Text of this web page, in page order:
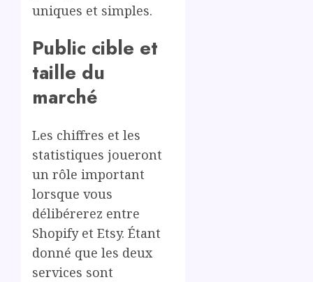
uniques et simples.
Public cible et
taille du
marché
Les chiffres et les
statistiques joueront
un rôle important
lorsque vous
délibérerez entre
Shopify et Etsy. Étant
donné que les deux
services sont